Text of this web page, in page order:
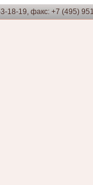
18-19, факс: +7 (495)